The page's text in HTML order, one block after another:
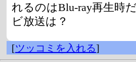
れるのはBlu-ray再生時
ビ放送は？
[ツッコミを入れる]